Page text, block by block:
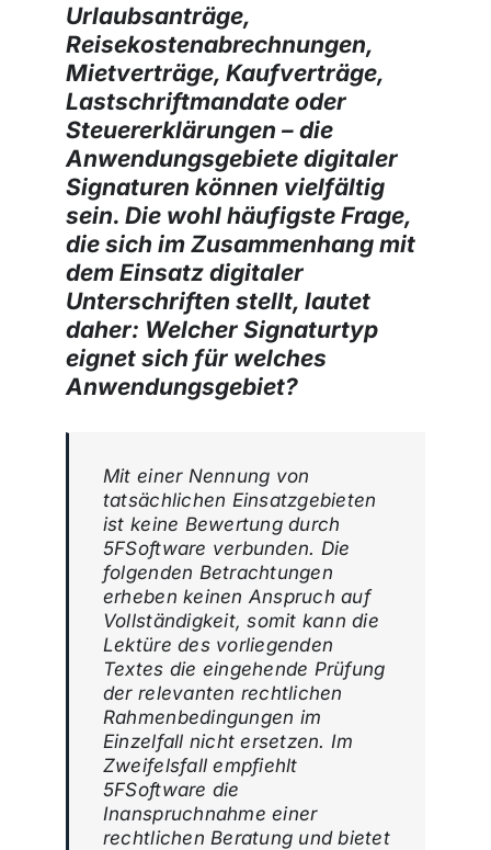
Urlaubsanträge,
Reisekostenabrechnungen,
Mietverträge, Kaufverträge,
Lastschriftmandate oder
Steuererklärungen – die
Anwendungsgebiete digitaler
Signaturen können vielfältig
sein. Die wohl häufigste Frage,
die sich im Zusammenhang mit
dem Einsatz digitaler
Unterschriften stellt, lautet
daher: Welcher Signaturtyp
eignet sich für welches
Anwendungsgebiet?
Mit einer Nennung von
tatsächlichen Einsatzgebieten
ist keine Bewertung durch
5FSoftware verbunden. Die
folgenden Betrachtungen
erheben keinen Anspruch auf
Vollständigkeit, somit kann die
Lektüre des vorliegenden
Textes die eingehende Prüfung
der relevanten rechtlichen
Rahmenbedingungen im
Einzelfall nicht ersetzen. Im
Zweifelsfall empfiehlt
5FSoftware die
Inanspruchnahme einer
rechtlichen Beratung und bietet